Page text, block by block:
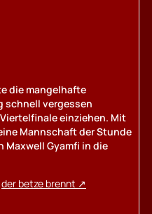
die mangelhafte
schnell vergessen
einziehen. Mit
Mannschaft der Stunde
Maxwell Gyamfi in die
der betze brennt